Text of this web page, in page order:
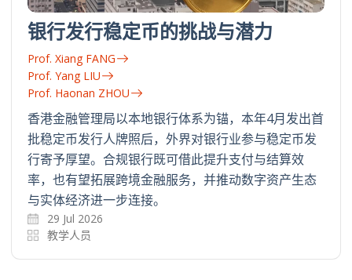
银行发行稳定币的挑战与潜力
Prof. Xiang FANG
Prof. Yang LIU
Prof. Haonan ZHOU
香港金融管理局以本地银行体系为锚，本年4月发出首
批稳定币发行人牌照后，外界对银行业参与稳定币发
行寄予厚望。合规银行既可借此提升支付与结算效
率，也有望拓展跨境金融服务，并推动数字资产生态
与实体经济进一步连接。
29 Jul 2026
教学人员